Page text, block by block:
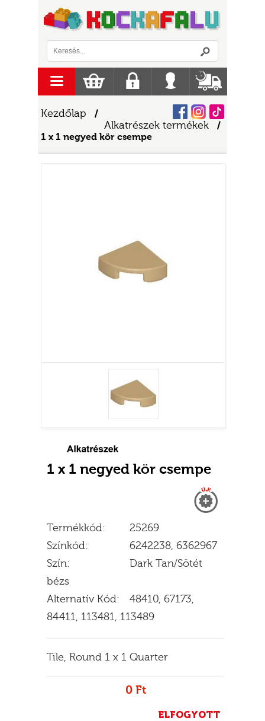
Kezdőlap /
Alkatrészek termékek
/
1 x 1 negyed kör csempe
1 x 1 negyed kör csempe
Termékkód:
25269
Színkód:
6242238, 6362967
Szín:
Dark Tan/Sötét
bézs
Alternatív Kód:
48410, 67173,
84411, 113481, 113489
Tile, Round 1 x 1 Quarter
0 Ft
ELFOGYOTT